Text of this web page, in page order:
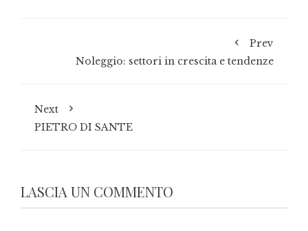
Prev
Noleggio: settori in crescita e tendenze
Next
PIETRO DI SANTE
LASCIA UN COMMENTO